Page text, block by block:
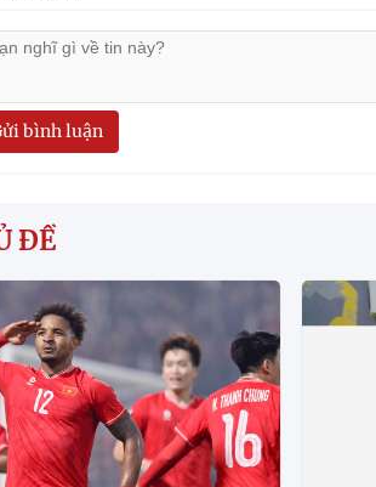
bình luận
ĐỀ